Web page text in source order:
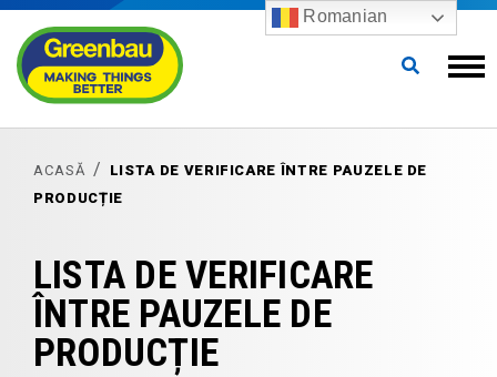
ACASĂ
LISTA DE VERIFICARE ÎNTRE PAUZELE DE
PRODUCȚIE
LISTA DE VERIFICARE
ÎNTRE PAUZELE DE
PRODUCȚIE
Romanian